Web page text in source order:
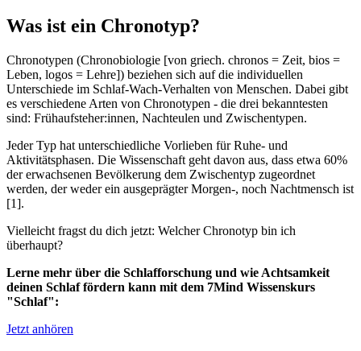
Was ist ein Chronotyp?
Chronotypen (Chronobiologie [von griech. chronos = Zeit, bios =
Leben, logos = Lehre]) beziehen sich auf die individuellen
Unterschiede im Schlaf-Wach-Verhalten von Menschen. Dabei gibt
es verschiedene Arten von Chronotypen - die drei bekanntesten
sind: Frühaufsteher:innen, Nachteulen und Zwischentypen.
Jeder Typ hat unterschiedliche Vorlieben für Ruhe- und
Aktivitätsphasen. Die Wissenschaft geht davon aus, dass etwa 60%
der erwachsenen Bevölkerung dem Zwischentyp zugeordnet
werden, der weder ein ausgeprägter Morgen-, noch Nachtmensch ist
[1].
Vielleicht fragst du dich jetzt: Welcher Chronotyp bin ich
überhaupt?
Lerne mehr über die Schlafforschung und wie Achtsamkeit
deinen Schlaf fördern kann mit dem 7Mind Wissenskurs
"Schlaf":
Jetzt anhören